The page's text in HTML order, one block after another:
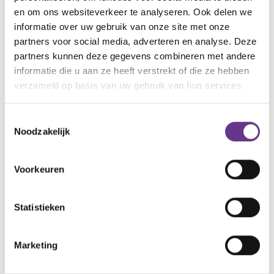
en om ons websiteverkeer te analyseren. Ook delen we
informatie over uw gebruik van onze site met onze
partners voor social media, adverteren en analyse. Deze
partners kunnen deze gegevens combineren met andere
informatie die u aan ze heeft verstrekt of die ze hebben
verzameld op basis van uw gebruik van hun services.
Noodzakelijk
Voorkeuren
Statistieken
Marketing
Nu kan ik zeggen dat het een voorrecht is om een
kindje met downsyndroom te hebben. En ja, het is
soms nog steeds moeilijk en vermoeiend, maar de
levenslessen die hij ons leert had ik toch voor geen
goud willen missen.
Wat vind je van dit
Alle reacties lezen?